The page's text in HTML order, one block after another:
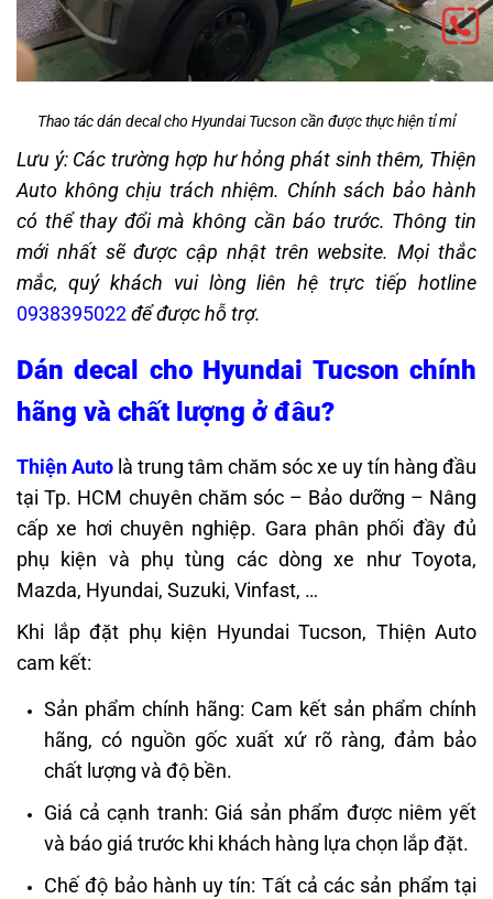
Thao tác dán decal cho Hyundai Tucson cần được thực hiện tỉ mỉ
Lưu ý: Các trường hợp hư hỏng phát sinh thêm, Thiện
Auto không chịu trách nhiệm. Chính sách bảo hành
có thể thay đổi mà không cần báo trước. Thông tin
mới nhất sẽ được cập nhật trên website. Mọi thắc
mắc, quý khách vui lòng liên hệ trực tiếp hotline
0938395022để được hỗ trợ.
Dán decal cho Hyundai Tucson chính
hãng và chất lượng ở đâu?
Thiện Auto là trung tâm chăm sóc xe uy tín hàng đầu
tại Tp. HCM chuyên chăm sóc – Bảo dưỡng – Nâng
cấp xe hơi chuyên nghiệp. Gara phân phối đầy đủ
phụ kiện và phụ tùng các dòng xe như Toyota,
Mazda, Hyundai, Suzuki, Vinfast, …
Khi lắp đặt phụ kiện Hyundai Tucson, Thiện Auto
cam kết:
Sản phẩm chính hãng: Cam kết sản phẩm chính
hãng, có nguồn gốc xuất xứ rõ ràng, đảm bảo
chất lượng và độ bền.
Giá cả cạnh tranh: Giá sản phẩm được niêm yết
và báo giá trước khi khách hàng lựa chọn lắp đặt.
Chế độ bảo hành uy tín: Tất cả các sản phẩm tại